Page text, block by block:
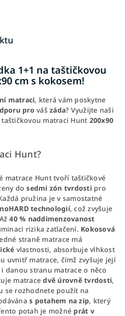
1+1 na taštičkovou
cm s kokosem!
matraci, která vám poskytne
pro váš záda? Využijte naši
taštičkovou matraci Hunt 200x90
Hunt?
matrace Hunt tvoří taštičkové
dosedmi zón tvrdostipro
pružina je v samostatné
technologií, což zvyšuje
40 % naddimenzovanost
rizika zatlačení. Kokosová
straně matrace má
vlastnosti, absorbuje vlhkost
uvnitř matrace, čímž zvyšuje její
danou stranu matrace o něco
matracedvě úrovně tvrdosti,
se rozhodnete použít na
s potahem na zip, který
potah je možné prát v